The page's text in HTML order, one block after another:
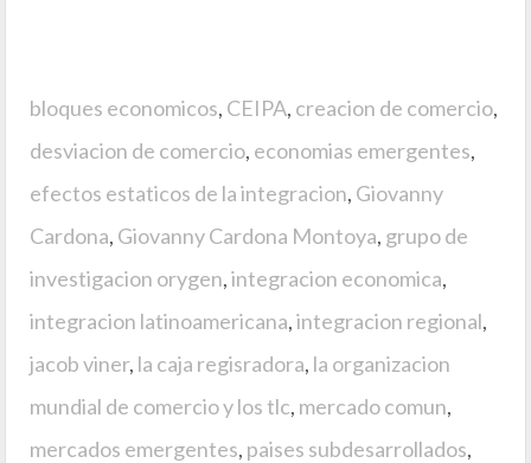
bloques economicos, CEIPA, creacion de comercio,
desviacion de comercio, economias emergentes,
efectos estaticos de la integracion, Giovanny
Cardona, Giovanny Cardona Montoya, grupo de
investigacion orygen,integracion economica,
integracion latinoamericana,integracion regional,
jacob viner, la caja regisradora, la organizacion
mundial de comercio y los tlc, mercado comun,
mercados emergentes, paises subdesarrollados,